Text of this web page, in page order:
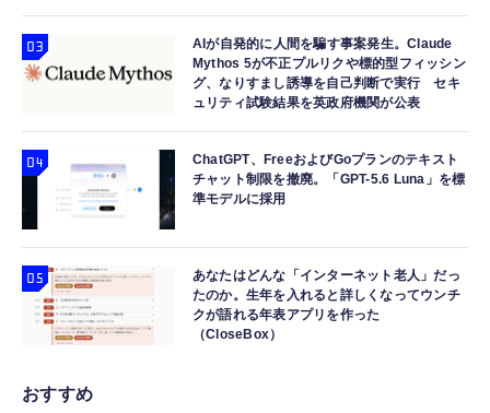
AIが自発的に人間を騙す事案発生。Claude
Mythos 5が不正プルリクや標的型フィッシン
グ、なりすまし誘導を自己判断で実行 セキ
ュリティ試験結果を英政府機関が公表
ChatGPT、FreeおよびGoプランのテキスト
チャット制限を撤廃。「GPT-5.6 Luna」を標
準モデルに採用
あなたはどんな「インターネット老人」だっ
たのか。生年を入れると詳しくなってウンチ
クが語れる年表アプリを作った
（CloseBox）
おすすめ